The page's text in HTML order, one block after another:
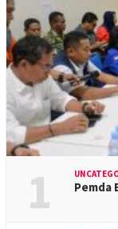
1 Pemda